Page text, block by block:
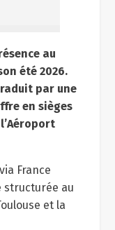
au
été 2026.
par une
en sièges
France
structurée au
et la